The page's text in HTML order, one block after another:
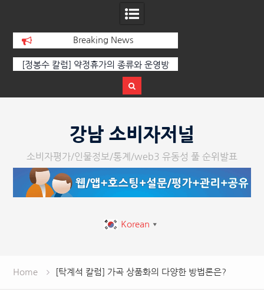
Breaking News
럼] 약정휴가의 종류와 운영방
[손영미 칼럼] 한여름 태양을 마주
강남 소비자저널
소비자평가/인물정보/통계/web3 유동성 풀 순위발표
Korean ▼
Home [탁계석 칼럼] 가곡 상품화의 다양한 방법론은?